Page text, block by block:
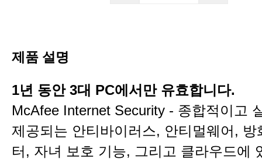
제품 설명
1년 동안 3대 PC에서만 유효합니다.
McAfee Internet Security - 종합적이고
제공되는 안티바이러스, 안티멀웨어, 방
터, 자녀 보호 기능, 그리고 클라우드에